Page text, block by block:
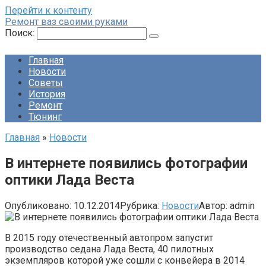
Перейти к контенту
Ремонт ваз своими руками
Поиск:
Главная
Новости
Советы
История
Ремонт
Тюнинг
Главная » Новости
В интернете появились фотографии
оптики Лада Веста
Опубликовано: 10.12.2014Рубрика: НовостиАвтор: admin
В 2015 году отечественный автопром запустит
производство седана Лада Веста, 40 пилотных
экземпляров которой уже сошли с конвейера в 2014